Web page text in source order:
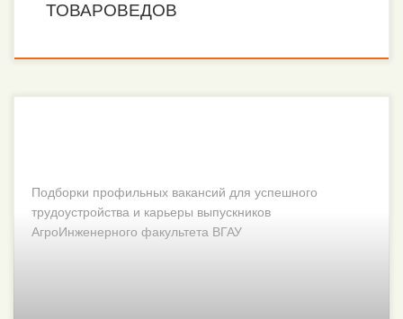
ТОВАРОВЕДОВ
Подборки профильных вакансий для успешного
трудоустройства и карьеры выпускников
АгроИнженерного факультета ВГАУ